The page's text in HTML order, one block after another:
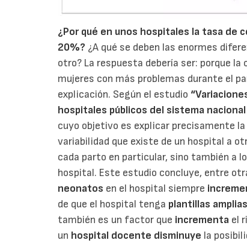
¿Por qué en unos hospitales la tasa de
20%? ¿A qué se deben las enormes
otro? La respuesta debería ser: porque
mujeres con más problemas durante el
explicación. Según el estudio
hospitales públicos del sistema nacional
cuyo objetivo es explicar precisamente
variabilidad que existe de un hospital a
cada parto en particular, sino también a
hospital. Este estudio concluye, entre
neonatos en el hospital siempre
de que el hospital tenga plantillas
también es un factor que incrementa el
un hospital docente disminuye la